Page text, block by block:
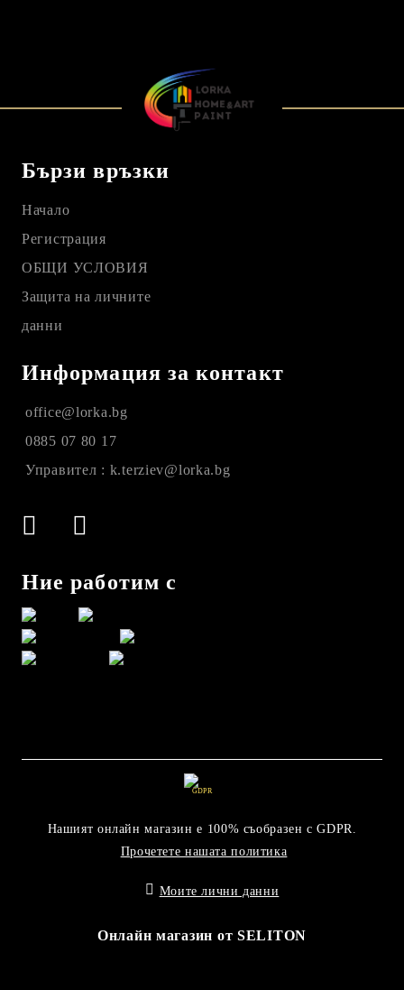
Бързи връзки
Начало
Регистрация
ОБЩИ УСЛОВИЯ
Защита на личните
данни
Информация за контакт
office@lorka.bg
0885 07 80 17
Управител : k.terziev@lorka.bg
Ние работим с
GDPR
Нашият онлайн магазин е 100% съобразен с GDPR.
Прочетете нашата политика
Моите лични данни
Онлайн магазин от SELITON